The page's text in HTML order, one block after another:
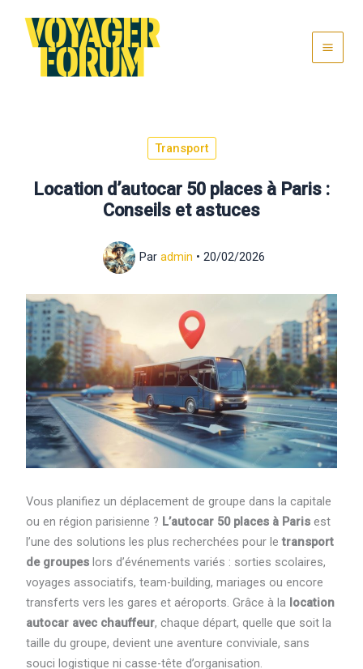
contenu
Transport
Location d’autocar 50 places à Paris :
Conseils et astuces
Par admin • 20/02/2026
Vous planifiez un déplacement de groupe dans la capitale
ou en région parisienne ? L’autocar 50 places à Parisest
l’une des solutions les plus recherchées pour letransport
de groupeslors d’événements variés : sorties scolaires,
voyages associatifs, team-building, mariages ou encore
transferts vers les gares et aéroports. Grâce à la location
autocar avec chauffeur, chaque départ, quelle que soit la
taille du groupe, devient une aventure conviviale, sans
souci logistique ni casse-tête d’organisation.